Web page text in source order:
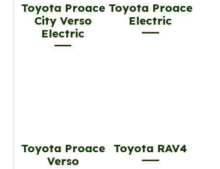
Toyota Proace
City Verso
Electric
Toyota Proace
Electric
Toyota Proace
Verso
Toyota RAV4